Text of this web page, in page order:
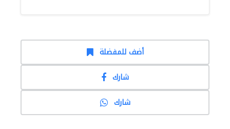
أضف للمفضلة
شارك
شارك